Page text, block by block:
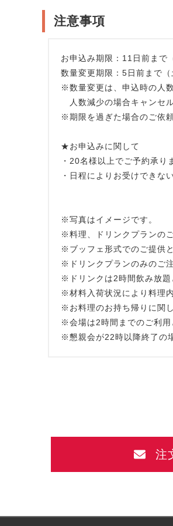
注意事項
お申込み期限：11日前まで
数量変更期限：5日前まで（
※数量変更は、申込時の人
人数減少の場合キャンセ
※期限を過ぎた場合のご依
★お申込みに関して
・20名様以上でご予約承り
・日程によりお受けできな
※写真はイメージです。
※料理、ドリンクプランの
※ブッフェ形式でのご提供
※ドリンクプランのみのご
※ドリンクは2時間飲み放題
※材料入荷状況により料理
※お料理のお持ち帰りに関
※会場は2時間までのご利用
※懇親会が22時以降終了の
注